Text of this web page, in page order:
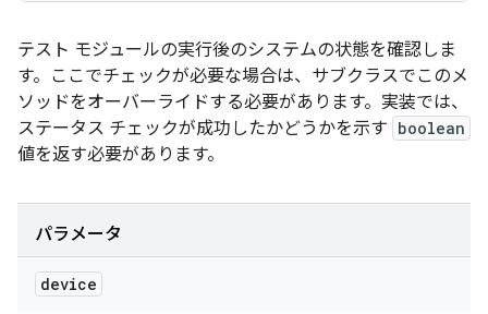
テスト モジュールの実行後のシステムの状態を確認しま
す。ここでチェックが必要な場合は、サブクラスでこのメ
ソッドをオーバーライドする必要があります。実装では、
ステータス チェックが成功したかどうかを示す boolean
値を返す必要があります。
パラメータ
device